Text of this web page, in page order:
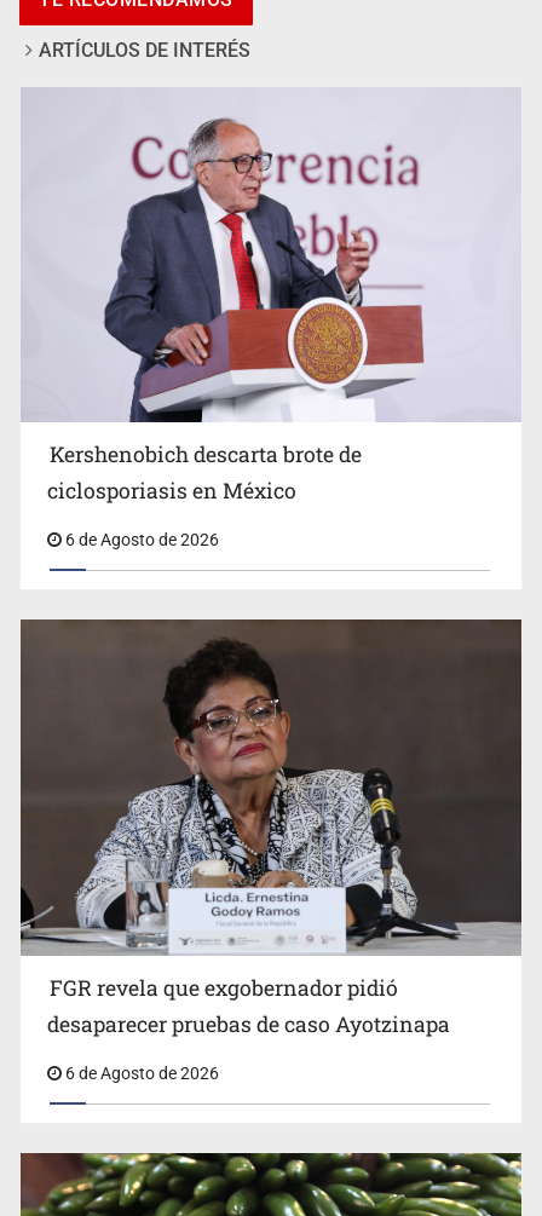
Advierten retrocesos en transparencia tras desaparición
del INAI
Jalisco mantiene la búsqueda de 21 adolescentes
desaparecidos durante julio
Kershenobich descarta brote de ciclosporiasis en
ARTÍCULOS DE INTERÉS
Kershenobich descarta brote de
ciclosporiasis en México
6 de Agosto de 2026
FGR revela que exgobernador pidió
desaparecer pruebas de caso Ayotzinapa
6 de Agosto de 2026